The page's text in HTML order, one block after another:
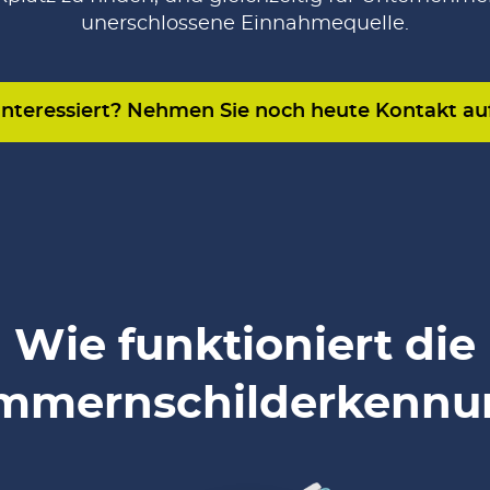
unerschlossene Einnahmequelle.
Nehmen Sie noch heute Kontakt
Wie funktioniert die